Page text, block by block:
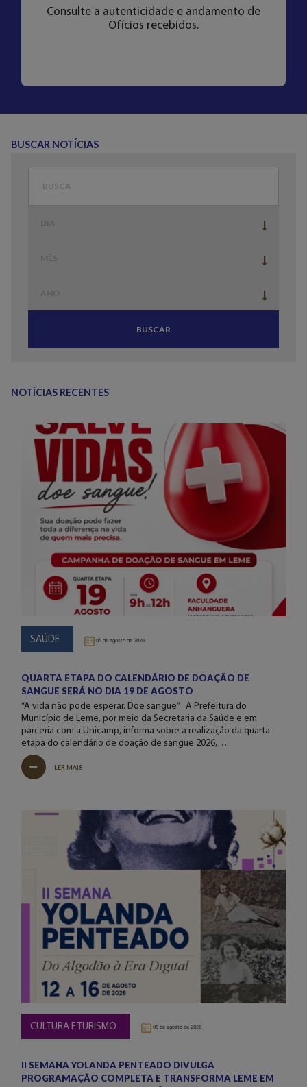
Consulte a autenticidade e andamento de
Ofícios recebidos.
BUSCAR NOTÍCIAS
BUSCAR
NOTÍCIAS RECENTES
SAÚDE 05 de agosto de 2026
QUARTA ETAPA DO CALENDÁRIO DE DOAÇÃO DE
SANGUE SERÁ NO DIA 19 DE AGOSTO
“A vida não pode esperar. Doe sangue” A Prefeitura do
Município de Leme, por meio da Secretaria da Saúde e em
parceria com a Unicamp, informa sobre a realização da quarta
etapa do calendário de doação de sangue 2026,…
LER MAIS
CULTURA E TURISMO 05 de agosto de 2026
II SEMANA YOLANDA PENTEADO DIVULGA
PROGRAMAÇÃO COMPLETA E TRANSFORMA LEME EM